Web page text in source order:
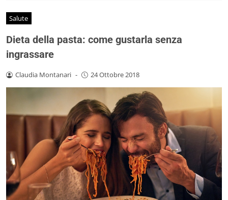
Salute
Dieta della pasta: come gustarla senza
ingrassare
Claudia Montanari - 24 Ottobre 2018